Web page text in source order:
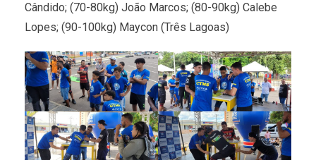
Cândido; (70-80kg) João Marcos; (80-90kg) Calebe
Lopes; (90-100kg) Maycon (Três Lagoas)